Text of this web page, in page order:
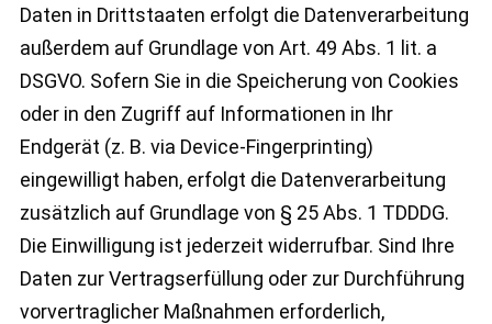
Daten in Drittstaaten erfolgt die Datenverarbeitung
außerdem auf Grundlage von Art. 49 Abs. 1 lit. a
DSGVO. Sofern Sie in die Speicherung von Cookies
oder in den Zugriff auf Informationen in Ihr
Endgerät (z. B. via Device-Fingerprinting)
eingewilligt haben, erfolgt die Datenverarbeitung
zusätzlich auf Grundlage von § 25 Abs. 1 TDDDG.
Die Einwilligung ist jederzeit widerrufbar. Sind Ihre
Daten zur Vertragserfüllung oder zur Durchführung
vorvertraglicher Maßnahmen erforderlich,